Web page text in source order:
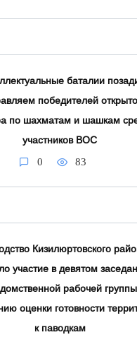
баталии
победителей
по шахматам и шашкам
участников ВОС
0 83
Кизилюртовского
участие в девятом
рабочей
оценки готовности
к паводкам